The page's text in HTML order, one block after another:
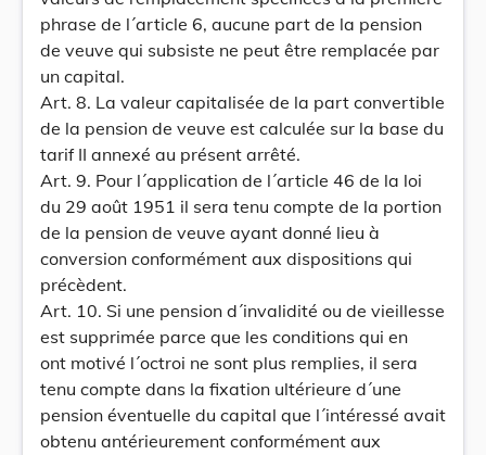
phrase de l´article 6, aucune part de la pension
de veuve qui subsiste ne peut être remplacée par
un capital.
Art. 8. La valeur capitalisée de la part convertible
de la pension de veuve est calculée sur la base du
tarif II annexé au présent arrêté.
Art. 9. Pour l´application de l´article 46 de la loi
du 29 août 1951 il sera tenu compte de la portion
de la pension de veuve ayant donné lieu à
conversion conformément aux dispositions qui
précèdent.
Art. 10. Si une pension d´invalidité ou de vieillesse
est supprimée parce que les conditions qui en
ont motivé l´octroi ne sont plus remplies, il sera
tenu compte dans la fixation ultérieure d´une
pension éventuelle du capital que l´intéressé avait
obtenu antérieurement conformément aux